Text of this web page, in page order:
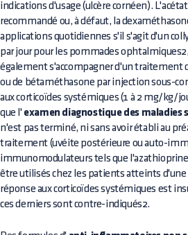
indications d'usage (ulcère cornéen).
recommandé ou, à défaut, la
applications quotidiennes s'il s'agit d'un
par jour pour les pommades
également s'accompagner d'un traitement
ou de bétaméthasone par injection sous-
aux corticoïdes systémiques (1 à 2 mg/kg/
que l' examen diagnostique des
n'est pas terminé, ni sans avoir établi au
traitement (uvéite postérieure ou auto-
immunomodulateurs tels que
être utilisés chez les patients atteints
réponse aux corticoïdes systémiques est
ces derniers sont contre-indiqués2.